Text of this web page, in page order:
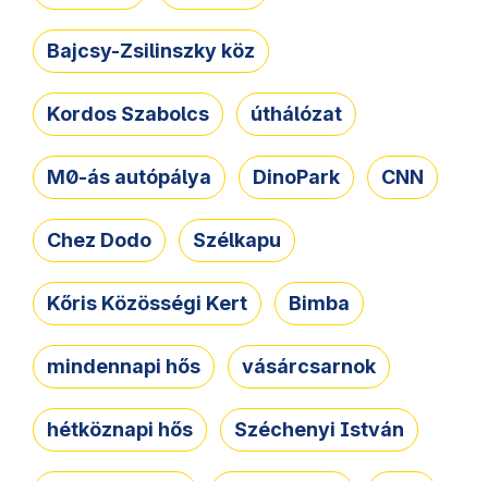
Bajcsy-Zsilinszky köz
Kordos Szabolcs úthálózat
M0-ás autópálya DinoPark CNN
Chez Dodo Szélkapu
Kőris Közösségi Kert Bimba
mindennapi hős vásárcsarnok
hétköznapi hős Széchenyi István